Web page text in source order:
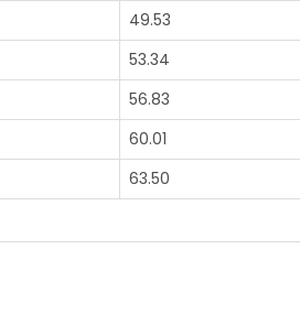
49.53
53.34
56.83
60.01
63.50